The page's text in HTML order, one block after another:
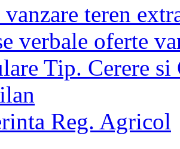
teren
verbale oferte
Tip. Cerere si
Reg. Agricol